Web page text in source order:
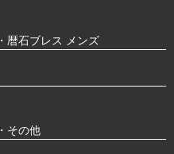
・暦石ブレス メンズ
・その他